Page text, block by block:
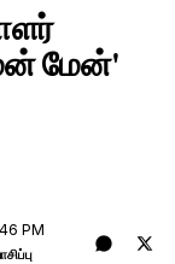
மேன்'
PM